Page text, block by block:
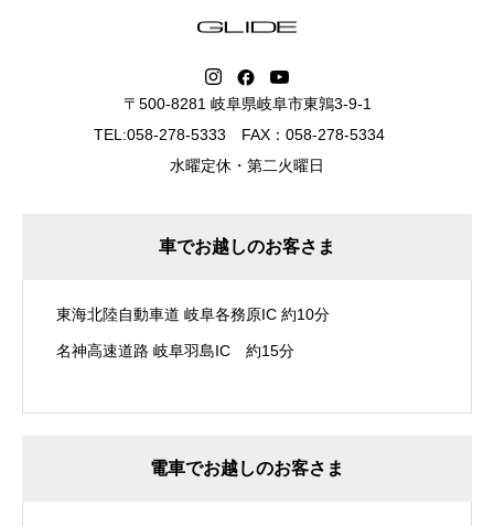
〒500-8281 岐阜県岐阜市東鶉3-9-1
TEL:058-278-5333 FAX：058-278-5334
水曜定休・第二火曜日
車でお越しのお客さま
東海北陸自動車道 岐阜各務原IC 約10分
名神高速道路 岐阜羽島IC 約15分
電車でお越しのお客さま